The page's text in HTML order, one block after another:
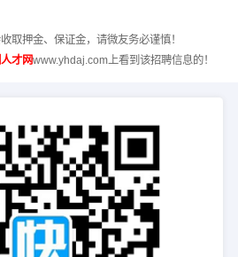
取押金、保证金，请微友务必谨慎！
才网www.yhdaj.com上看到该招聘信息的！